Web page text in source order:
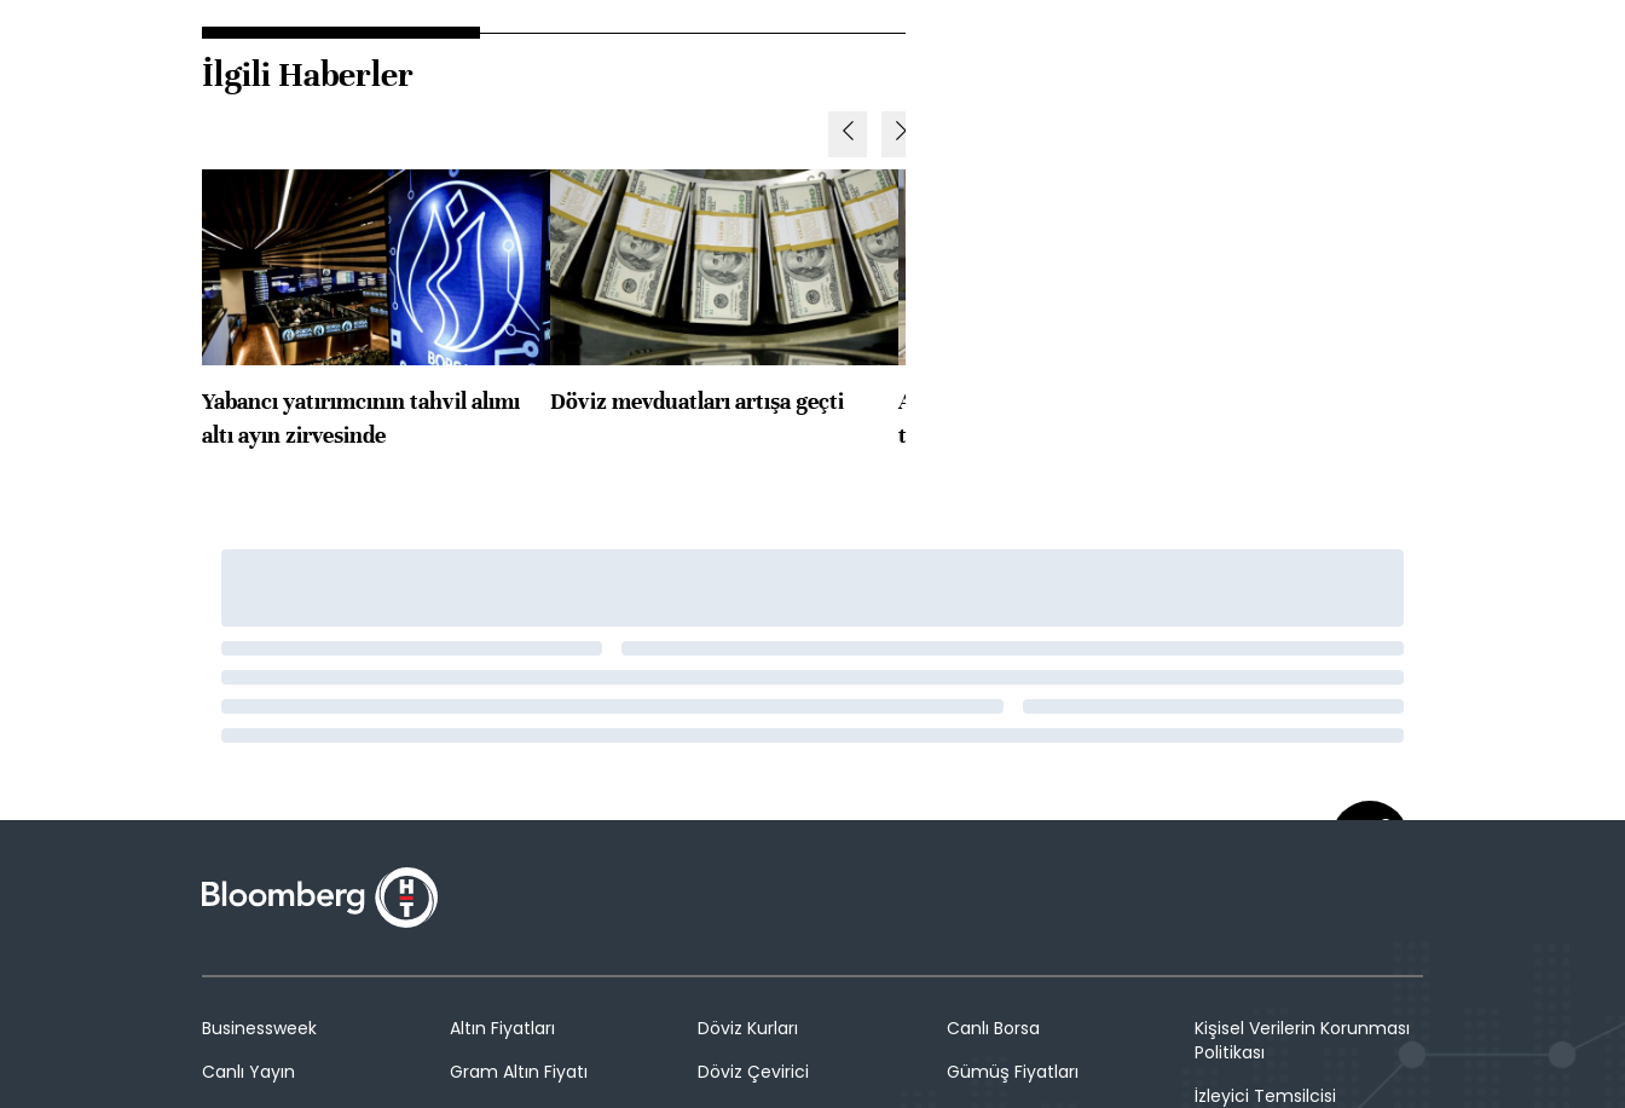
İlgili Haberler
Yabancı yatırımcının tahvil alımı
altı ayın zirvesinde
Döviz mevduatları artışa geçti
ABD'de konut başlangıçları
toparlandı
Businessweek
Canlı Yayın
Altın Fiyatları
Gram Altın Fiyatı
Döviz Kurları
Döviz Çevirici
Canlı Borsa
Gümüş Fiyatları
Kişisel Verilerin Korunması
Politikası
İzleyici Temsilcisi